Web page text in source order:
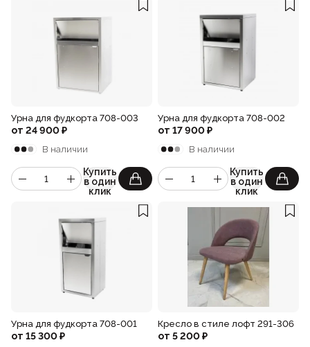
Урна для фудкорта 708-003
от 24 900₽
В наличии
Купить
в один
клик
Урна для фудкорта 708-002
от 17 900₽
В наличии
Купить
в один
клик
Урна для фудкорта 708-001
от 15 300₽
Кресло в стиле лофт 291-306
от 5 200₽